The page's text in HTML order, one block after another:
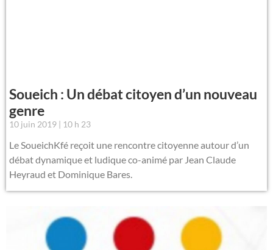
Soueich : Un débat citoyen d’un nouveau
genre
10 juin 2019 10 h 23
Le SoueichKfé reçoit une rencontre citoyenne autour d’un
débat dynamique et ludique co-animé par Jean Claude
Heyraud et Dominique Bares.